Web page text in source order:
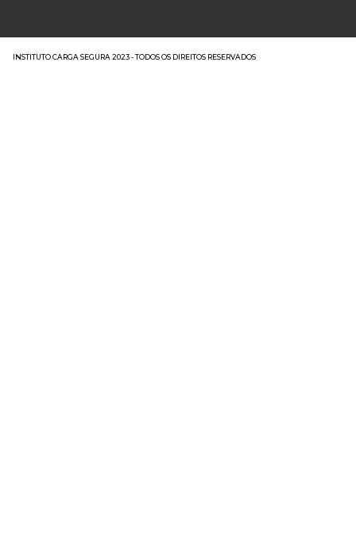
INSTITUTO CARGA SEGURA 2023 - TODOS OS DIREITOS RESERVADOS